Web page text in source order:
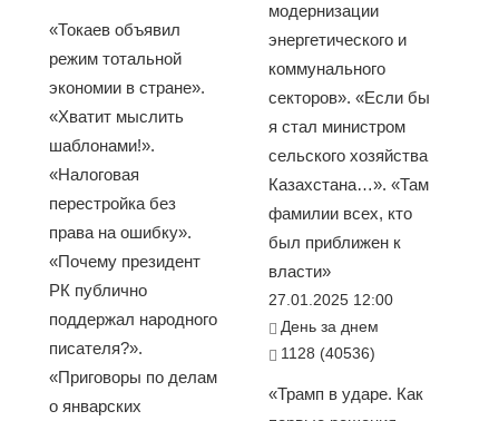
«Токаев объявил
режим тотальной
экономии в стране».
«Хватит мыслить
шаблонами!».
«Налоговая
перестройка без
права на ошибку».
«Почему президент
РК публично
поддержал народного
писателя?».
«Приговоры по делам
о январских
модернизации
энергетического и
коммунального
секторов». «Если бы
я стал министром
сельского хозяйства
Казахстана…». «Там
фамилии всех, кто
был приближен к
власти»
27.01.2025 12:00
День за днем
1128 (40536)
«Трамп в ударе. Как